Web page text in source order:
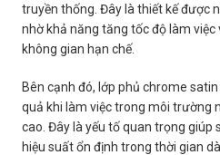
truyền thống. Đây là thiết kế được
nhờ khả năng tăng tốc độ làm
không gian hạn chế.
Bên cạnh đó, lớp phủ chrome
quả khi làm việc trong môi trường
cao. Đây là yếu tố quan trọng giúp
hiệu suất ổn định trong thời gian